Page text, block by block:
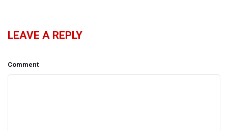
LEAVE A REPLY
Comment